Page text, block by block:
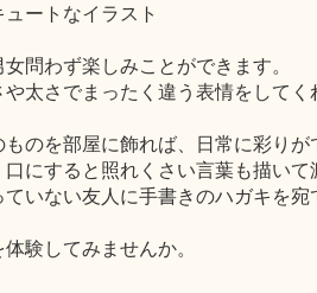
ュートなイラスト
問わず楽しみことができます。
太さでまったく違う表情をしてく
のを部屋に飾れば、日常に彩りが
にすると照れくさい言葉も描いて
ていない友人に手書きのハガキを宛
験してみませんか。